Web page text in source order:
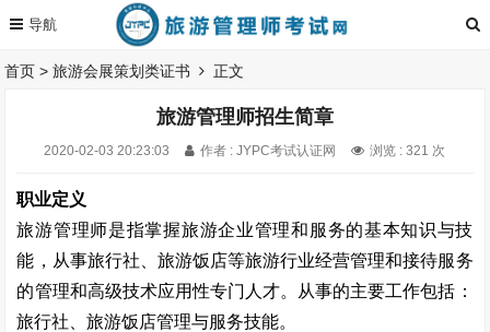
首页 >旅游会展策划类证书 正文
旅游管理师招生简章
2020-02-03 20:23:03 作者 : JYPC考试认证网 浏览 : 321 次
职业定义
旅游管理师是指掌握旅游企业管理和服务的基本知识与技
能，从事旅行社、旅游饭店等旅游行业经营管理和接待服务
的管理和高级技术应用性专门人才。从事的主要工作包括：
旅行社、旅游饭店管理与服务技能。